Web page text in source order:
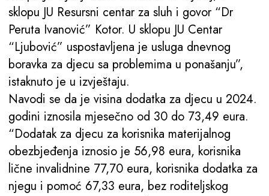
sklopu JU Resursni centar za sluh i govor “Dr
Peruta Ivanović” Kotor. U sklopu JU Centar
“Ljubović” uspostavljena je usluga dnevnog
boravka za djecu sa problemima u ponašanju”,
istaknuto je u izvještaju.
Navodi se da je visina dodatka za djecu u 2024.
godini iznosila mjesečno od 30 do 73,49 eura.
“Dodatak za djecu za korisnika materijalnog
obezbjeđenja iznosio je 56,98 eura, korisnika
lične invalidnine 77,70 eura, korisnika dodatka za
njegu i pomoć 67,33 eura, bez roditeljskog